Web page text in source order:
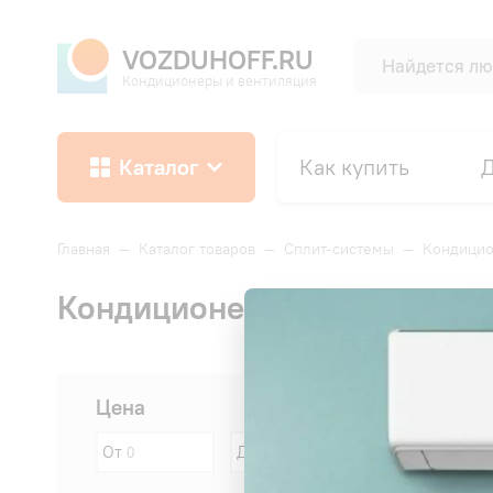
VOZDUHOFF.RU
Кондиционеры и вентиляция
Каталог Как купить
Главная — Каталог товаров — Сплит-системы —
Кондиционеры Ballu в
Цена
От До